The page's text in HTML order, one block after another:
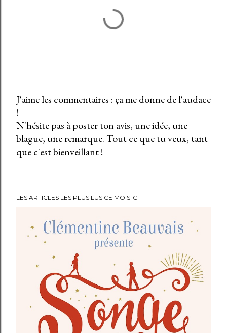
E
n
r
e
J'aime les commentaires : ça me donne de l'audace
!
N'hésite pas à poster ton avis, une idée, une
blague, une remarque. Tout ce que tu veux, tant
que c'est bienveillant !
LES ARTICLES LES PLUS LUS CE MOIS-CI